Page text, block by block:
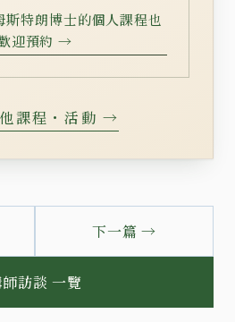
特朗博士的個人課程也
迎預約 →
課程・活動 →
訪談 一覽
下一篇 →